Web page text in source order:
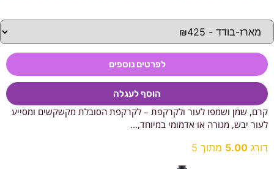
לפרטים נוספים
הוסף לעגלה
קרם, שמן ושמפו לעור ולקרקפת – לקרקפת הסובלת מקשקשים ומסייע
לעור יבש, מגורה או אדמומי במיוחד,...
דורג 5.00 מתוך 5